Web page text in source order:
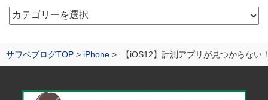
サワベブログTOP iPhone 【iOS12】計測アプリが見つからない
カ
リ